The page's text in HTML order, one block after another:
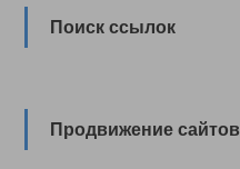
Поиск ссылок
Продвижение сайтов